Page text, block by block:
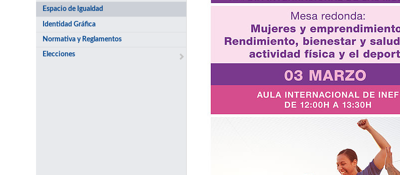
Espacio de Igualdad
Identidad Gráfica
Normativa y Reglamentos
Elecciones